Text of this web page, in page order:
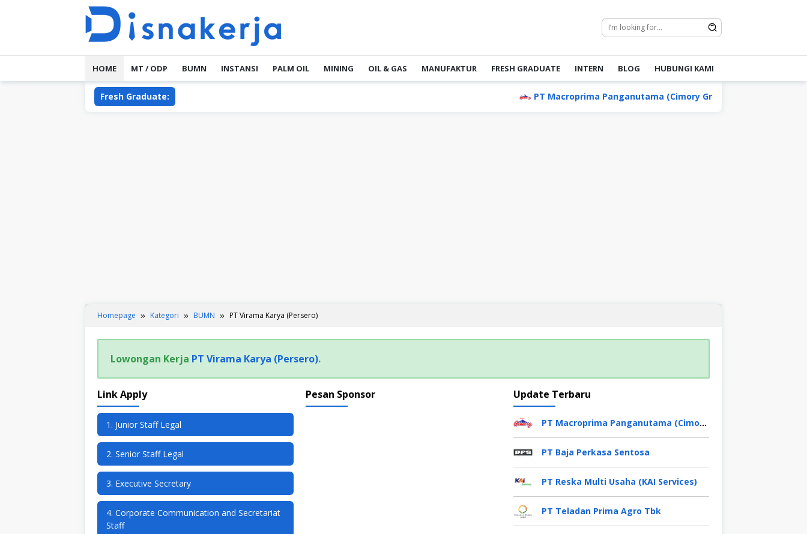
HOME MT / ODP BUMN INSTANSI PALM OIL MINING OIL & GAS MANUFAKTUR FRESH GRADUATE INTERN BLOG HUBUNGI KAMI
Fresh Graduate: PT Macroprima Panganutama (Cimory Group)
Homepage Kategori BUMN PT Virama Karya (Persero)
Lowongan Kerja PT Virama Karya (Persero).
Link Apply
1. Junior Staff Legal
2. Senior Staff Legal
3. Executive Secretary
4. Corporate Communication and Secretariat
Staff
Pesan Sponsor Update Terbaru
PT Macroprima Panganutama (Cimory Group)
PT Baja Perkasa Sentosa
PT Reska Multi Usaha (KAI Services)
PT Teladan Prima Agro Tbk